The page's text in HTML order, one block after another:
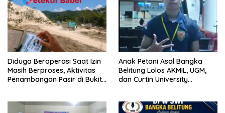
Diduga Beroperasi Saat Izin
Masih Berproses, Aktivitas
Penambangan Pasir di Bukit
Anak Petani Asal Bangka
Belitung Lolos AKMIL, UGM,
dan Curtin University